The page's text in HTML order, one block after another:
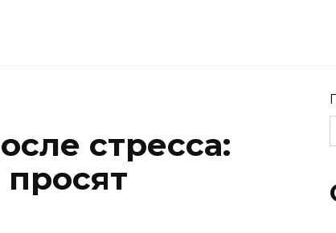
стресса: